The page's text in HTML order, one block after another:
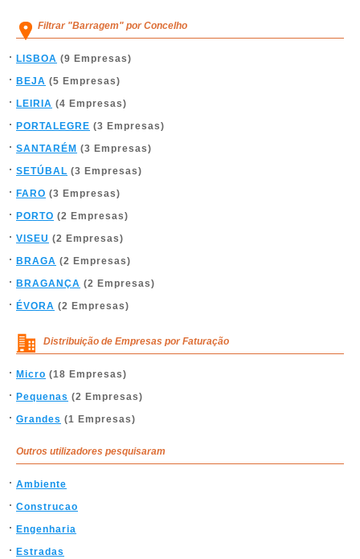
Filtrar "Barragem" por Concelho
LISBOA (9 Empresas)
BEJA (5 Empresas)
LEIRIA (4 Empresas)
PORTALEGRE (3 Empresas)
SANTARÉM (3 Empresas)
SETÚBAL (3 Empresas)
FARO (3 Empresas)
PORTO (2 Empresas)
VISEU (2 Empresas)
BRAGA (2 Empresas)
BRAGANÇA (2 Empresas)
ÉVORA (2 Empresas)
Distribuição de Empresas por Faturação
Micro (18 Empresas)
Pequenas (2 Empresas)
Grandes (1 Empresas)
Outros utilizadores pesquisaram
Ambiente
Construcao
Engenharia
Estradas